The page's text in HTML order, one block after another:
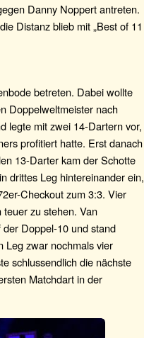
Danny Noppert antreten.
Distanz blieb mit „Best of 11
betreten. Dabei wollte
Doppelweltmeister nach
legte mit zwei 14-Dartern vor,
profitiert hatte. Erst danach
13-Darter kam der Schotte
drittes Leg hintereinander ein,
Checkout zum 3:3. Vier
zu stehen. Van
Doppel-10 und stand
Leg zwar nochmals vier
schlussendlich die nächste
Matchdart in der